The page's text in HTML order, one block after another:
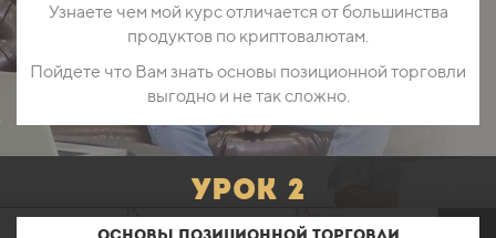
Узнаете чем мой курс отличается от большинства
продуктов по криптовалютам.
Пойдете что Вам знать основы позиционной торговли
выгодно и не так сложно.
урок 2